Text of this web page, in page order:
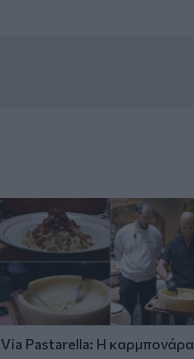
Via Pastarella: Η καρμπονάρα